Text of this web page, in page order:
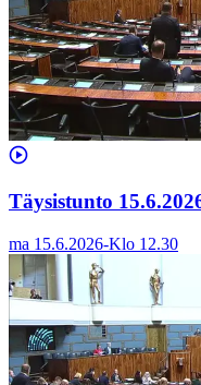
Täysistunto
ma 15.6.2026-Klo 12.30